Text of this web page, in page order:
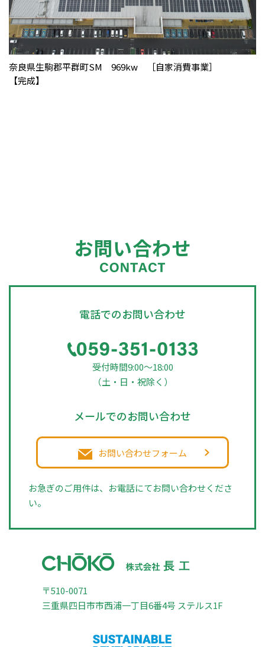
奈良県生駒郡平群町SM 969kw ［自家消費事業］
【完成】
お問い合わせ
電話でのお問い合わせ
受付時間9:00～18:00
（土・日・祝除く）
メールでのお問い合わせ
お問い合わせフォーム
お急ぎのご用件は、お電話にてお問い合わせくださ
い。
〒510-0071
三重県四日市市西浦一丁目6番4号 ステルス1F